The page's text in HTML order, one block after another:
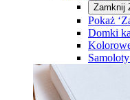
Zamknij
Pokaż
Domki